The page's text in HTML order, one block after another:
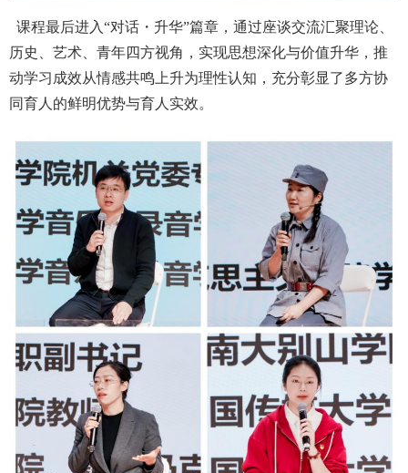
课程最后进入“对话・升华”篇章，通过座谈交流汇聚理论、
历史、艺术、青年四方视角，实现思想深化与价值升华，推
动学习成效从情感共鸣上升为理性认知，充分彰显了多方协
同育人的鲜明优势与育人实效。